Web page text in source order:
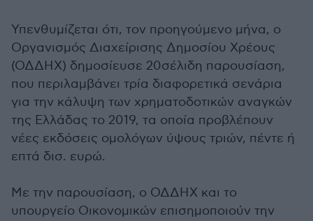
Υπενθυμίζεται ότι, τον προηγούμενο μήνα, ο
Οργανισμός Διαχείρισης Δημοσίου Χρέους
(ΟΔΔΗΧ) δημοσίευσε 20σέλιδη παρουσίαση,
που περιλαμβάνει τρία διαφορετικά σενάρια
για την κάλυψη των χρηματοδοτικών αναγκών
της Ελλάδας το 2019, τα οποία προβλέπουν
νέες εκδόσεις ομολόγων ύψους τριών, πέντε ή
επτά δισ. ευρώ.
Με την παρουσίαση, ο ΟΔΔΗΧ και το
υπουργείο Οικονομικών επισημοποιούν την